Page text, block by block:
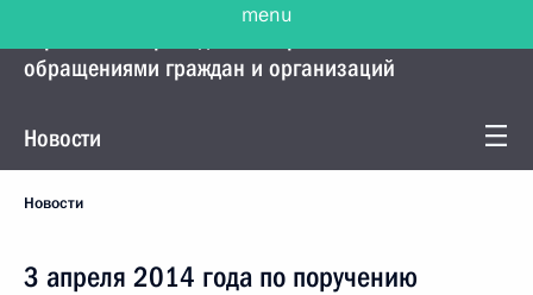
обращениями граждан и организаций
Новости
Новости
3 апреля 2014 года по поручению